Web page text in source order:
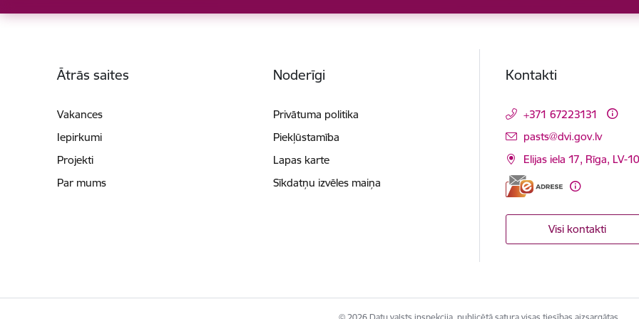
Ātrās saites
Vakances
Iepirkumi
Projekti
Par mums
Noderīgi
Privātuma politika
Piekļūstamība
Lapas karte
Sīkdatņu izvēles maiņa
Kontakti
+371 67223131
E-pasts:
pasts@dvi.gov.lv
Elijas iela 17, Rīga, LV-
Visi kontakti